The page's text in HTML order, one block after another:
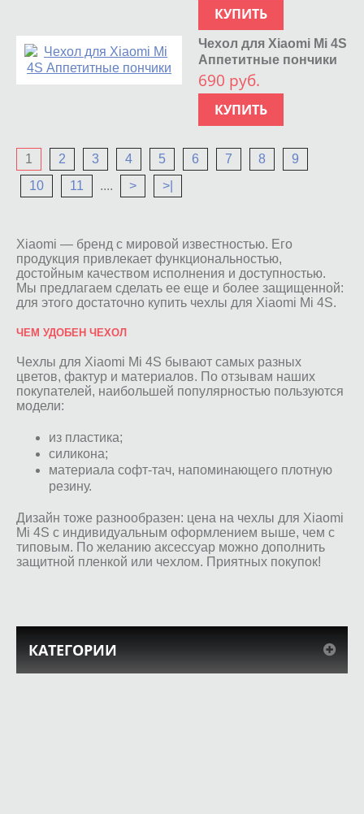
КУПИТЬ
Чехол для Xiaomi Mi 4S
Аппетитные пончики
690 руб.
КУПИТЬ
1 2 3 4 5 6 7 8
9
10
11 .... > >|
Xiaomi — бренд с мировой известностью. Его
продукция привлекает функциональностью,
достойным качеством исполнения и доступностью.
Мы предлагаем сделать ее еще и более защищенной:
для этого достаточно купить чехлы для Xiaomi Mi 4S.
ЧЕМ УДОБЕН ЧЕХОЛ
Чехлы для Xiaomi Mi 4S бывают самых разных
цветов, фактур и материалов. По отзывам наших
покупателей, наибольшей популярностью пользуются
модели:
из пластика;
силикона;
материала софт-тач, напоминающего плотную
резину.
Дизайн тоже разнообразен: цена на чехлы для Xiaomi
Mi 4S с индивидуальным оформлением выше, чем с
типовым. По желанию аксессуар можно дополнить
защитной пленкой или чехлом. Приятных покупок!
КАТЕГОРИИ